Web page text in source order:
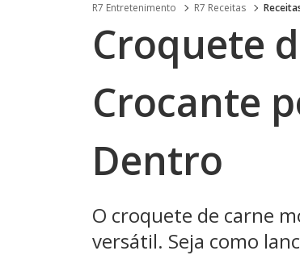
R7 Entretenimento R7 Receitas
Croquete
Crocante
Dentro
O croquete de carne
versátil. Seja como